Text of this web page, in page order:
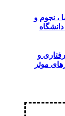
، نجوم و
و
موثر